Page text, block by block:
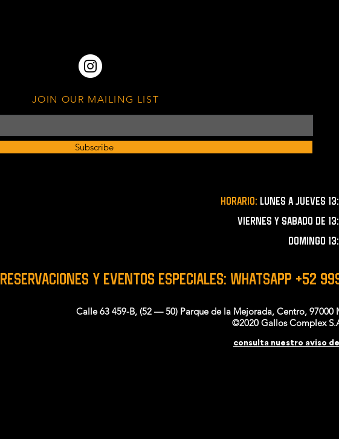
JOIN OUR MAILING LIST
Subscribe
Horario: lunes a JUEVES
VIERNES Y SABADO de
domingo
RESERVACIONES y EVENTOS ESPECIALES: WHATSAPP +52
Calle 63 459-B, (52 — 50) Parque de la Mejorada, Centro, 97000
©2020 Gallos Complex
consulta nuestro aviso